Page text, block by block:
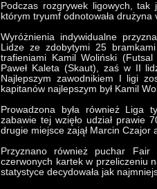
Podczas rozgrywek ligowych,
którym tryumf odnotowała drużyna
Wyróżnienia indywidualne
Lidze ze zdobytymi 25
trafieniami Kamil Woliński
Paweł Kaleta (Skaut), zaś w II
Najlepszym zawodnikiem I ligi
kapitanów najlepszym był Kamil
Prowadzona była również Liga
zabawie tej wzięło udział prawie
drugie miejsce zajął Marcin Czajor
Przyznano również puchar Fair
czerwonych kartek w przeliczeniu
statystyce decydowała jak